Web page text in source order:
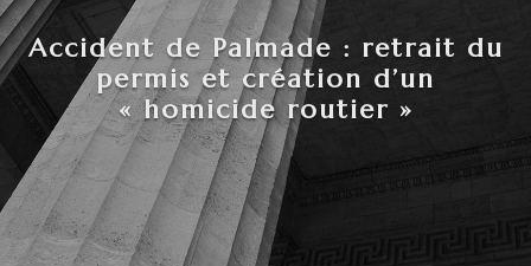
Accident de Palmade : retrait du
permis et création d’un
« homicide routier »